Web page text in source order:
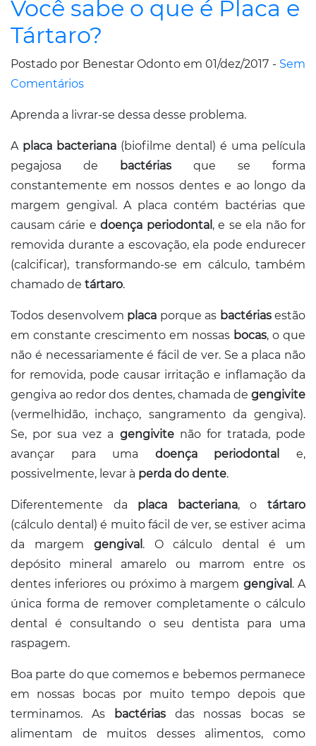
Você sabe o que é Placa e
Tártaro?
Postado por Benestar Odonto em 01/dez/2017 - Sem
Comentários
Aprenda a livrar-se dessa desse problema.
A placa bacteriana (biofilme dental) é uma película
pegajosa de bactérias que se forma
constantemente em nossos dentes e ao longo da
margem gengival. A placa contém bactérias que
causam cárie edoença periodontal , e se ela não for
removida durante a escovação, ela pode endurecer
(calcificar), transformando-se em cálculo, também
chamado de tártaro.
Todos desenvolvem placa porque as bactériasestão
em constante crescimento em nossas bocas, o que
não é necessariamente é fácil de ver. Se a placa não
for removida, pode causar irritação e inflamação da
gengiva ao redor dos dentes, chamada de gengivite
(vermelhidão, inchaço, sangramento da gengiva).
Se, por sua vez a gengivitenão for tratada, pode
avançar para uma doença periodontal
e,
possivelmente, levar à perda do dente.
Diferentemente da placa bacteriana, otártaro
(cálculo dental) é muito fácil de ver, se estiver acima
da margem gengival . O cálculo dental é um
depósito mineral amarelo ou marrom entre os
dentes inferiores ou próximo à margem gengival . A
única forma de remover completamente o cálculo
dental é consultando o seu dentista para uma
raspagem.
Boa parte do que comemos e bebemos permanece
em nossas bocas por muito tempo depois que
terminamos. As
bactériasdas nossas bocas se
alimentam de muitos desses alimentos, como